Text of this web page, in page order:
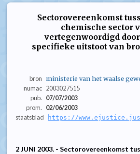
Sectorovereenkomst
chemische sector
vertegenwoordigd
specifieke uitstoot van
bron ministerie van het waalse
numac 2003027515
pub.
07/07/2003
prom.
02/06/2003
staatsblad
https://
2 JUNI 2003. - Sectorovereenkomst